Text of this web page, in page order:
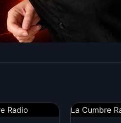
Radio
La Cumbre